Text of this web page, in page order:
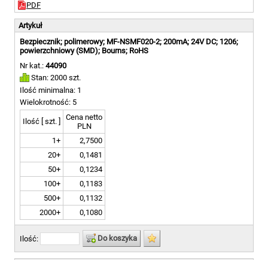
PDF
Artykuł
Bezpiecznik; polimerowy; MF-NSMF020-2; 200mA; 24V DC; 1206;
powierzchniowy (SMD); Bourns; RoHS
Nr kat.: 44090
Stan: 2000 szt.
Ilość minimalna: 1
Wielokrotność: 5
Ilość [ szt. ]
Cena netto
PLN
1+
2,7500
20+
0,1481
50+
0,1234
100+
0,1183
500+
0,1132
2000+
0,1080
Ilość: Do koszyka